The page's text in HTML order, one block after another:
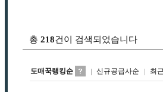
총 218건이 검색되었습니다
도매꾹랭킹순 신규공급사순 최